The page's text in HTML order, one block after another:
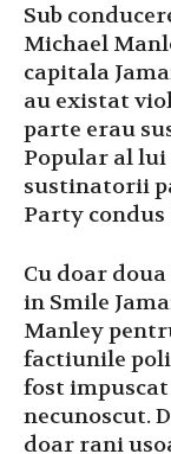
Sub
Michael
capitala
au existat
parte erau
Popular al lui
sustinatorii
Party condus
Cu doar
in Smile
Manley
factiunile
fost
necunoscut.
doar rani